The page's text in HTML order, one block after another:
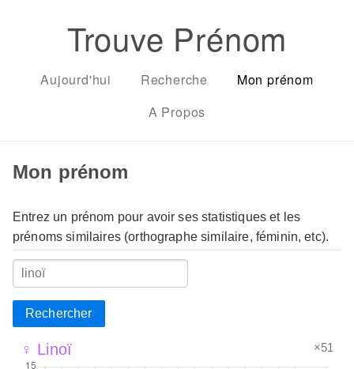
Trouve Prénom
Aujourd'hui Recherche
Mon prénom
A Propos
Mon prénom
Entrez un prénom pour avoir ses statistiques et les
prénoms similaires (orthographe similaire, féminin, etc).
Rechercher
♀ Linoï ×51